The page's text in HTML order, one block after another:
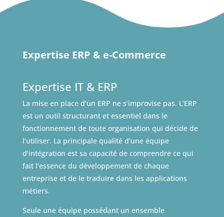
Expertise ERP & e-Commerce
Expertise IT & ERP
La mise en place d’un ERP ne s’improvise pas. L’ERP
est un outil structurant et essentiel dans le
fonctionnement de toute organisation qui décide de
l’utiliser. La principale qualité d’une équipe
d’intégration est sa capacité de comprendre ce qui
fait l’essence du développement de chaque
entreprise et de le traduire dans les applications
métiers.
Seule une équipe possédant un ensemble